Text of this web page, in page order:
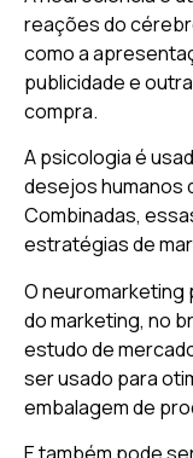
reações do
como a
publicidade e
compra.
A psicologia é
desejos humanos
Combinadas,
estratégias de
O neuromarketing
do marketing, no
estudo de
ser usado para
embalagem de